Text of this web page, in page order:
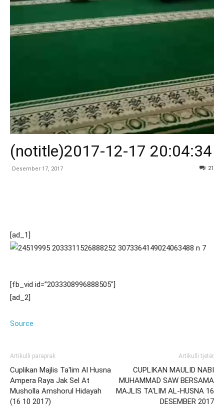
(notitle)2017-12-17 20:04:34
Desember 17, 2017 21
[ad_1]
[fb_vid id=”2033308996888505″]
[ad_2]
Source
Artikulli paraprak
Cuplikan Majlis Ta'lim Al Husna
Ampera Raya Jak Sel At
Musholla Amshorul Hidayah
(16 10 2017)
Artikulli tjetër
CUPLIKAN MAULID NABI
MUHAMMAD SAW BERSAMA
MAJLIS TA'LIM AL-HUSNA 16
DESEMBER 2017